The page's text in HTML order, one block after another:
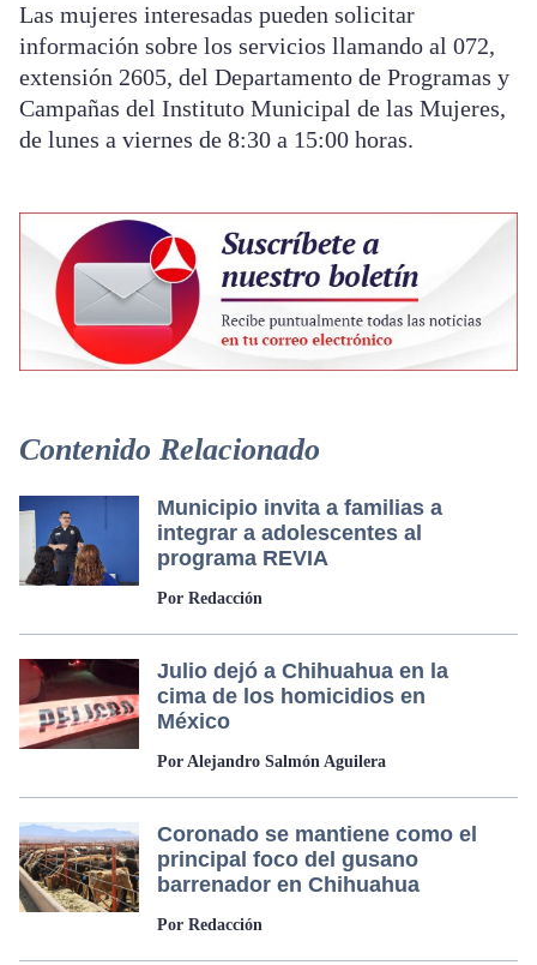
Las mujeres interesadas pueden solicitar
información sobre los servicios llamando al 072,
extensión 2605, del Departamento de Programas y
Campañas del Instituto Municipal de las Mujeres,
de lunes a viernes de 8:30 a 15:00 horas.
Contenido Relacionado
Municipio invita a familias a
integrar a adolescentes al
programa REVIA
Por Redacción
Julio dejó a Chihuahua en la
cima de los homicidios en
México
Por Alejandro Salmón Aguilera
Coronado se mantiene como el
principal foco del gusano
barrenador en Chihuahua
Por Redacción